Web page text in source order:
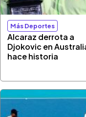
Más Deportes
Alcaraz derrota a
Djokovic en
hace historia